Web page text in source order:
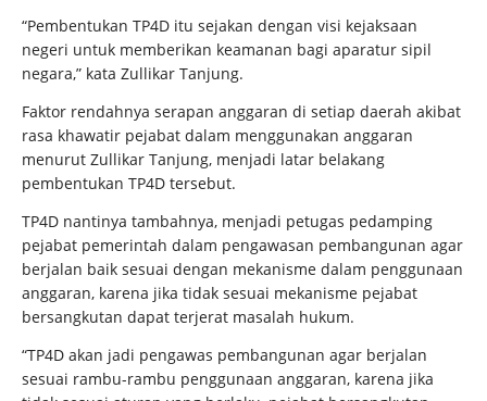
“Pembentukan TP4D itu sejakan dengan visi kejaksaan
negeri untuk memberikan keamanan bagi aparatur sipil
negara,” kata Zullikar Tanjung.
Faktor rendahnya serapan anggaran di setiap daerah akibat
rasa khawatir pejabat dalam menggunakan anggaran
menurut Zullikar Tanjung, menjadi latar belakang
pembentukan TP4D tersebut.
TP4D nantinya tambahnya, menjadi petugas pedamping
pejabat pemerintah dalam pengawasan pembangunan agar
berjalan baik sesuai dengan mekanisme dalam penggunaan
anggaran, karena jika tidak sesuai mekanisme pejabat
bersangkutan dapat terjerat masalah hukum.
“TP4D akan jadi pengawas pembangunan agar berjalan
sesuai rambu-rambu penggunaan anggaran, karena jika